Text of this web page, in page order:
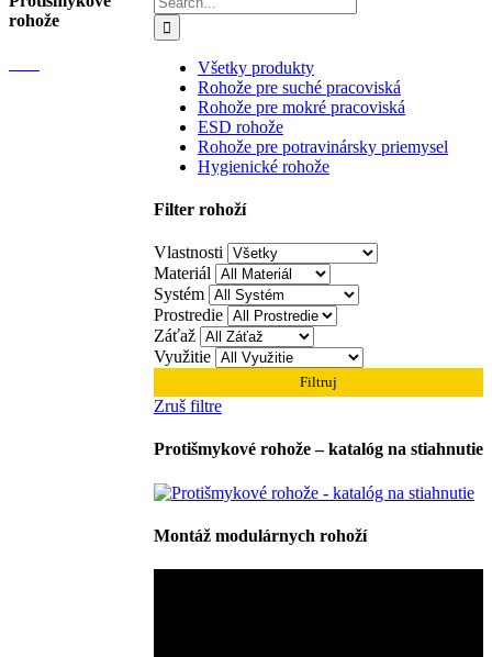
for:
Všetky produkty
Rohože pre suché pracoviská
Rohože pre mokré pracoviská
ESD rohože
Rohože pre potravinársky priemysel
Hygienické rohože
Filter rohoží
Vlastnosti
Materiál
Systém
Prostredie
Záťaž
Využitie
Filtruj
Zruš filtre
Protišmykové rohože – katalóg na stiahnutie
Montáž modulárnych rohoží
rohože